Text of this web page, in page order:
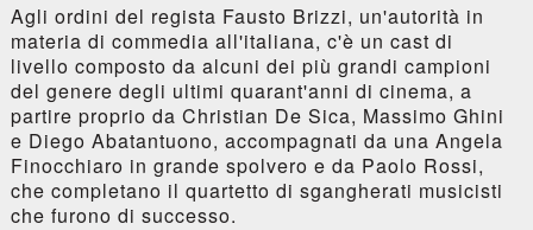
Agli ordini del regista Fausto Brizzi, un'autorità in
materia di commedia all'italiana, c'è un cast di
livello composto da alcuni dei più grandi campioni
del genere degli ultimi quarant'anni di cinema, a
partire proprio da Christian De Sica, Massimo Ghini
e Diego Abatantuono, accompagnati da una Angela
Finocchiaro in grande spolvero e da Paolo Rossi,
che completano il quartetto di sgangherati musicisti
che furono di successo.